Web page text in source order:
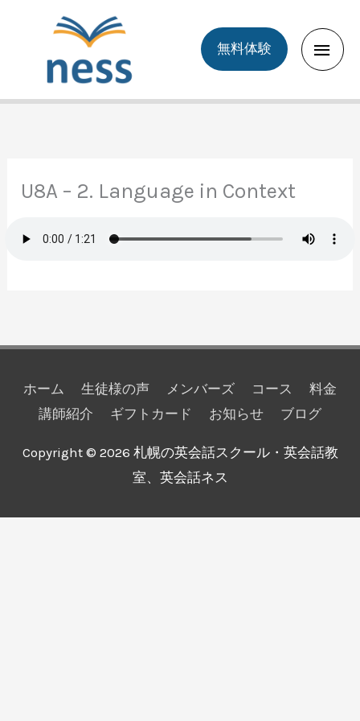
Main
無料体験
U8A – 2. Language in Context
ホーム 生徒様の声 メンバーズ コース
料金
講師紹介
ギフトカード お知らせ ブログ
Copyright © 2026 札幌の英会話スクール・英会話教
室、英会話ネス